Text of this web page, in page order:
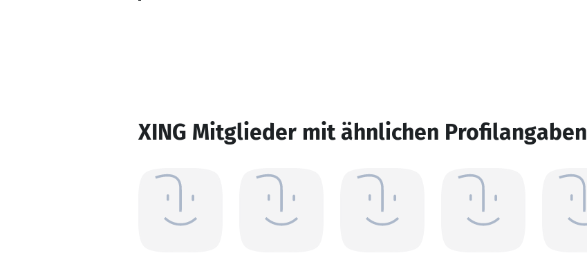
XING Mitglieder mit ähnlichen Profilangaben